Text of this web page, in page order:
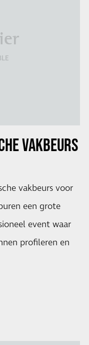
VAKBEURS
vakbeurs voor
een grote
event waar
profileren en